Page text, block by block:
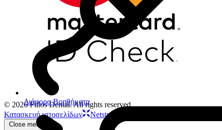
Διάφορα Βοηθήματα
© 2026 Filios Dental. All rights reserved.
Κατασκευή ιστοσελίδων
Netstudio
Close menu